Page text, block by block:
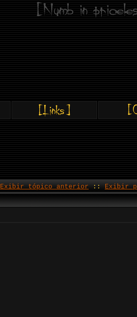
Exibir tópico anterior :: Exibir